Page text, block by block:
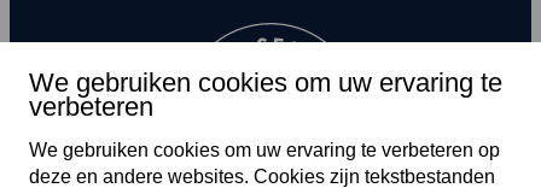
We gebruiken cookies om uw ervaring te
verbeteren
We gebruiken cookies om uw ervaring te verbeteren op
deze en andere web­sites. Cookies zijn tekst­bestanden